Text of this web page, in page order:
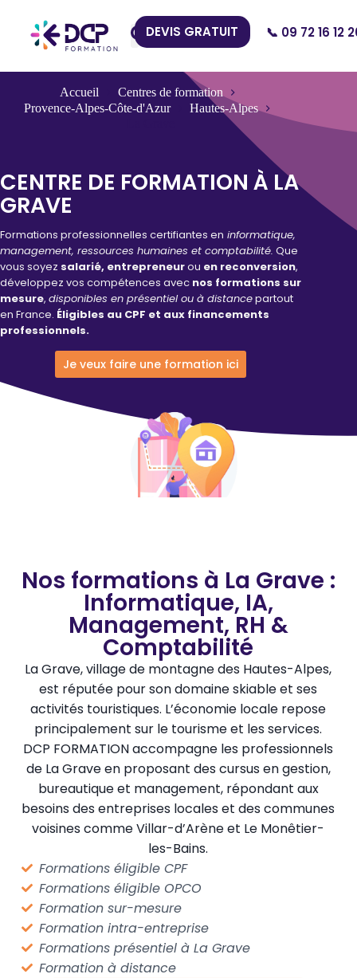
DEVIS GRATUIT 📞 09 72 16 12
Accueil
Centres de formation
Provence-Alpes-Côte-d'Azur
Hautes-Alpes
CENTRE DE FORMATION À LA
GRAVE
Formations professionnelles certifiantes en informatique,
management, ressources humaines et comptabilité. Que
vous soyez salarié, entrepreneurou en reconversion,
développez vos compétences avec nos formations sur
mesure, disponibles en présentiel ou à distancepartout
en France. Éligibles au CPF et aux financements
professionnels.
Je veux faire une formation ici
Nos formations à La Grave :
Informatique, IA,
Management, RH &
Comptabilité
La Grave, village de montagne des Hautes-Alpes,
est réputée pour son domaine skiable et ses
activités touristiques. L’économie locale repose
principalement sur le tourisme et les services.
DCP FORMATION accompagne les professionnels
de La Grave en proposant des cursus en gestion,
bureautique et management, répondant aux
besoins des entreprises locales et des communes
voisines comme Villar-d’Arène et Le Monêtier-
les-Bains.
Formations éligible CPF
Formations éligible OPCO
Formation sur-mesure
Formation intra-entreprise
Formations présentiel à La Grave
Formation à distance